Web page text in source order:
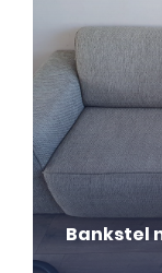
Bankstel